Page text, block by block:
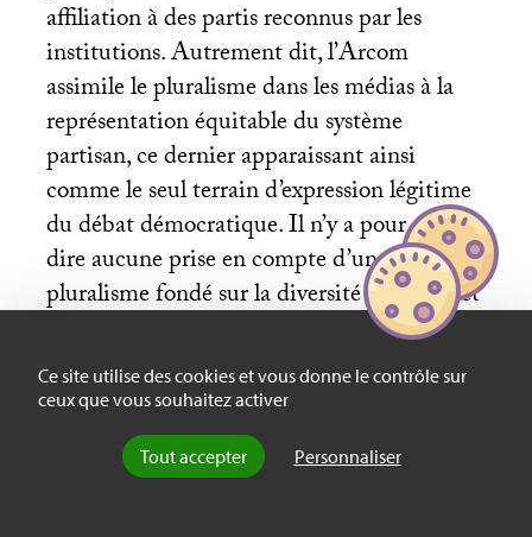
Ce site utilise des cookies et vous donne le contrôle sur
ceux que vous souhaitez activer
Tout accepter Personnaliser
affiliation à des partis reconnus par les
institutions. Autrement dit, l’Arcom
assimile le pluralisme dans les médias à la
représentation équitable du système
partisan, ce dernier apparaissant ainsi
comme le seul terrain d’expression légitime
du débat démocratique. Il n’y a pour ainsi
dire aucune prise en compte d’un
pluralisme fondé sur la diversité des idées et
des visions du monde qui échapperait à
l’expression partisane ou sur la
représentation des groupes et classes sociales
aux intérêts antagonistes. Depuis 2009, il
existe bien un «baromètre de la